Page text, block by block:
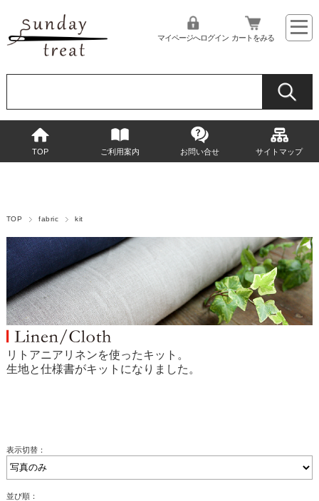
マイページへログイン カートをみる
TOP ご利用案内 お問い合せ サイトマップ
TOP fabric kit
リトアニアリネンを使ったキット。
生地と仕様書がキットになりました。
表示切替：
並び順：